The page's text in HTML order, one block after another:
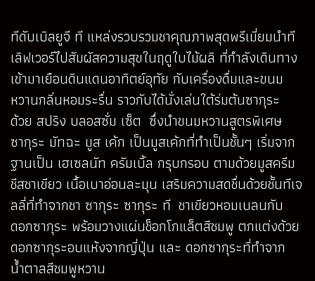
ทีดับเบิลยูจี ที แหล่งรวบรวมชาคุณภาพสุดพรีเมี่ยมนำที
เลิฟเวอร์ไปสัมผัสความสุขในฤดูใบไม้ผลิ ที่กำลังเดินทาง
เข้ามาเยือนดินแดนอาทิตย์อุทัย กับเครื่องดื่มและขนม
หวานกลิ่นหอมระรื่น ราวกับได้นั่งเล่นใต้ร่มต้นซากุระ
ด้วย สปริง บลอสซั่ม เซ็ต ซึ่งนำขนมหวานสูตรพิเศษ
ซากุระ มัทฉะ มูส เค้ก เป็นมูสเค้กที่ทำเป็นชั้นๆ เริ่มจาก
ฐานเป็น เฮเซลนัท ครัมเบิ้ล กรุบกรอบ ตามด้วยมูสครีม
ชีสชาเขียว เนื้อเบาอ่อนละมุน เสริมความสดชื่นด้วยชั้นทีเจ
ลลี่ที่ทำจากชา ซากุระ ซากุระ ที ชาเขียวหอมเบลนกับ
ดอกซากุระ พร้อมวางแผ่นช็อกโกแล็ตสีชมพู ตกแต่งด้วย
ดอกซากุระอบแห้งจากญี่ปุ่น และ ดอกซากุระที่ทำจาก
น้ำตาลสีชมพูหวาน